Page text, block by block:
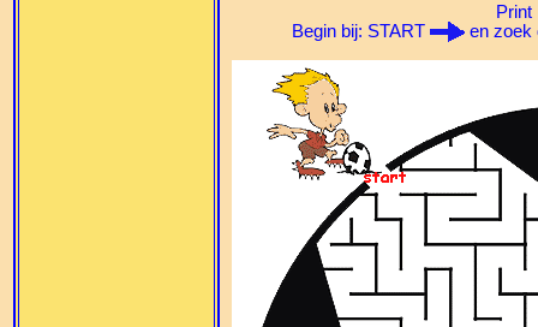
Print
Begin bij: START
en zoek